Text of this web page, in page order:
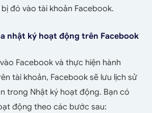
đó vào tài khoản Facebook.
nhật ký hoạt động trên Facebook
Facebook và thực hiện hành
tài khoản, Facebook sẽ lưu lịch sử
trong Nhật ký hoạt động. Bạn có
động theo các bước sau: